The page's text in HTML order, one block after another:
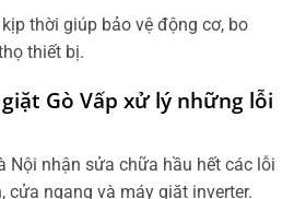
thời giúp bảo vệ động cơ, bo
thiết bị.
Gò Vấp xử lý những lỗi
Nội nhận sửa chữa hầu hết các lỗi
cửa ngang và máy giặt inverter.